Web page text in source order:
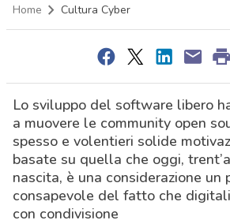
Home Cultura Cyber
Lo sviluppo del software libero
a muovere le community open
spesso e volentieri solide
basate su quella che oggi,
nascita, è una considerazione un
consapevole del fatto che
con condivisione